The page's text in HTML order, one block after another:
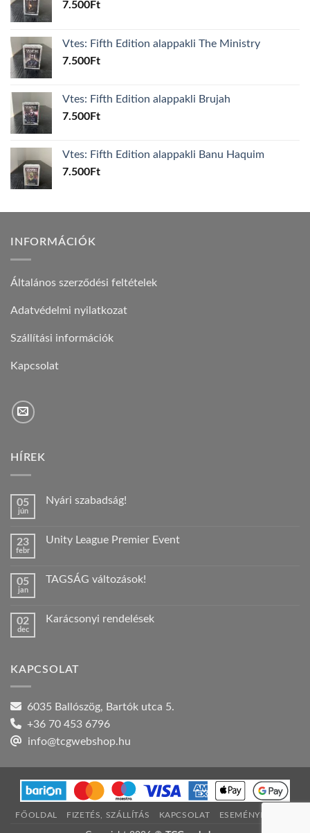
7.500Ft
Vtes: Fifth Edition alappakli The Ministry
7.500Ft
Vtes: Fifth Edition alappakli Brujah
7.500Ft
Vtes: Fifth Edition alappakli Banu Haquim
7.500Ft
INFORMÁCIÓK
Általános szerződési feltételek
Adatvédelmi nyilatkozat
Szállítási információk
Kapcsolat
HÍREK
05
jún
Nyári szabadság!
Nyári
23
febr
Unity League Premier Event
Unity
bejegyzéshez
05
jan
TAGSÁG változások!
TAGSÁG
02
dec
Karácsonyi rendelések
rendelések
KAPCSOLAT
6035 Ballószög, Bartók utca 5.
+36 70 453 6796
info@tcgwebshop.hu
FŐOLDAL FIZETÉS, SZÁLLÍTÁS KAPCSOLAT ESEMÉNYNAPTÁR